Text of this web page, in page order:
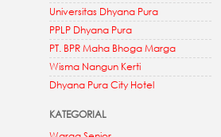
Universitas Dhyana Pura
PPLP Dhyana Pura
PT. BPR Maha Bhoga Marga
Wisma Nangun Kerti
Dhyana Pura City Hotel
KATEGORIAL